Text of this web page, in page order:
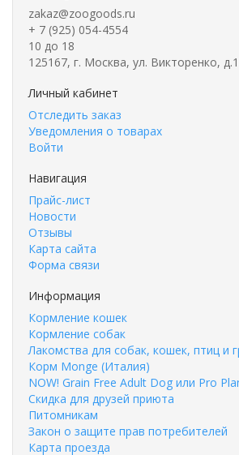
zakaz@zoogoods.ru
+ 7 (925) 054-4554
10 до 18
125167, г. Москва, ул. Викторенко,
Личный кабинет
Отследить заказ
Уведомления о товарах
Войти
Навигация
Прайс-лист
Новости
Отзывы
Карта сайта
Форма связи
Информация
Кормление кошек
Кормление собак
Лакомства для собак, кошек, птиц и
Корм Monge (Италия)
NOW! Grain Free Adult Dog или Pro
Скидка для друзей приюта
Питомникам
Закон о защите прав потребителей
Карта проезда